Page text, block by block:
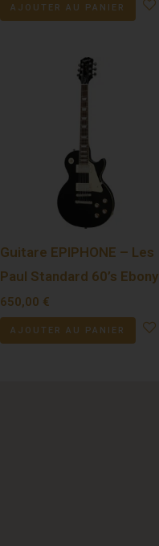
AJOUTER AU PANIER
Guitare EPIPHONE – Les
Paul Standard 60’s Ebony
650,00 €
AJOUTER AU PANIER